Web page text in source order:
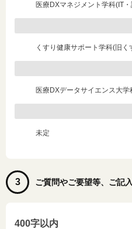
医療DXマネジメント学科(IT
くすり健康サポート学科(旧く
医療DXデータサイエンス大学
未定
3 ご質問やご要望等、ご記
400字以内